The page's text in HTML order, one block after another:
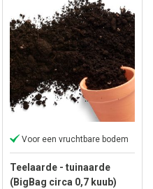
Voor een vruchtbare bodem
Teelaarde - tuinaarde
(BigBag circa 0,7 kuub)